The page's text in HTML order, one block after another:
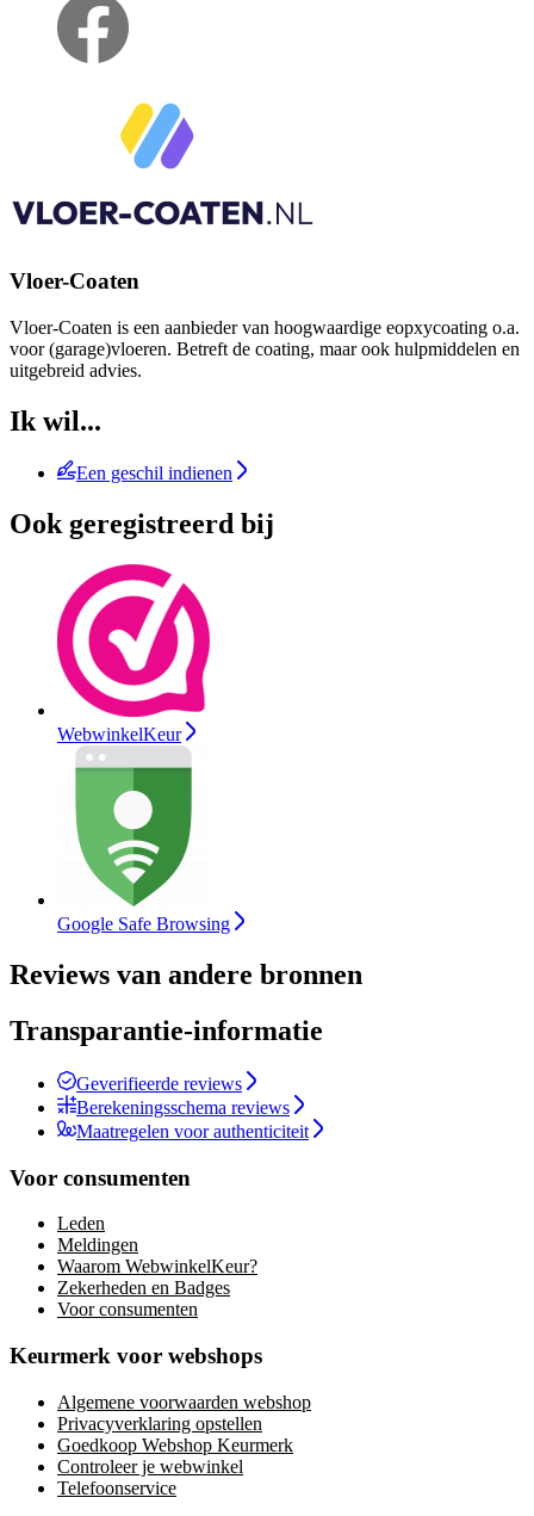
Vloer-Coaten
Vloer-Coaten is een aanbieder van hoogwaardige eopxycoating o.a.
voor (garage)vloeren. Betreft de coating, maar ook hulpmiddelen en
uitgebreid advies.
Ik wil...
Een geschil indienen
Ook geregistreerd bij
WebwinkelKeur
Google Safe Browsing
Reviews van andere bronnen
Transparantie-informatie
Geverifieerde reviews
Berekeningsschema reviews
Maatregelen voor authenticiteit
Voor consumenten
Leden
Meldingen
Waarom WebwinkelKeur?
Zekerheden en Badges
Voor consumenten
Keurmerk voor webshops
Algemene voorwaarden webshop
Privacyverklaring opstellen
Goedkoop Webshop Keurmerk
Controleer je webwinkel
Telefoonservice